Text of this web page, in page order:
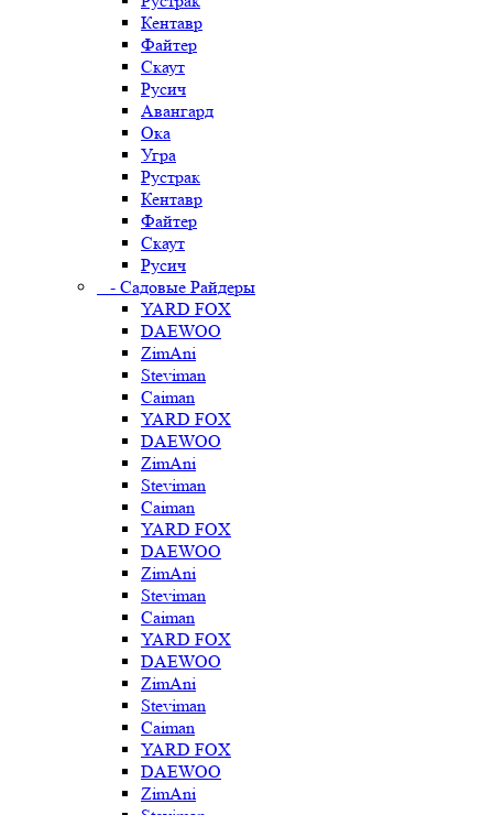
Кентавр
Файтер
Скаут
Русич
Авангард
Ока
Угра
Рустрак
Кентавр
Файтер
Скаут
Русич
- Садовые Райдеры
YARD FOX
DAEWOO
ZimAni
Steviman
Caiman
YARD FOX
DAEWOO
ZimAni
Steviman
Caiman
YARD FOX
DAEWOO
ZimAni
Steviman
Caiman
YARD FOX
DAEWOO
ZimAni
Steviman
Caiman
YARD FOX
DAEWOO
ZimAni